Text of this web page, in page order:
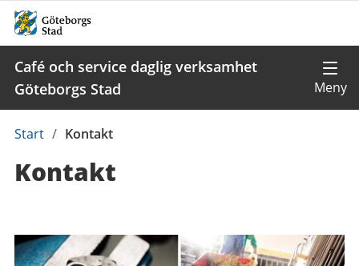
Café och service daglig verksamhet
Göteborgs Stad
Du
här:
Start / Kontakt
Kontakt
Kontaktuppgifter